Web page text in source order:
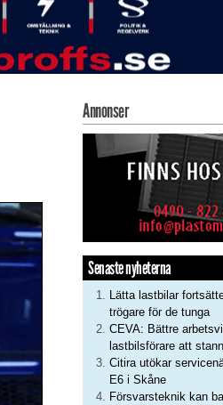
Annonser
Senaste nyheterna
Lätta lastbilar
trögare för de tunga
CEVA: Bättre
lastbilsförare att
Citira utökar
E6 i Skåne
Försvarsteknik kan